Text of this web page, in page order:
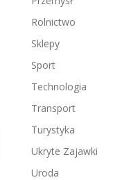
Rolnictwo
Sklepy
Sport
Technologia
Transport
Turystyka
Ukryte Zajawki
Uroda